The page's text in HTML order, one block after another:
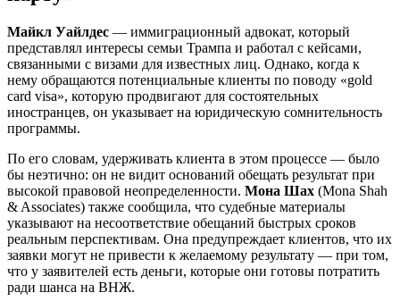
Майкл Уайлдес — иммиграционный адвокат, который
представлял интересы семьи Трампа и работал с кейсами,
связанными с визами для известных лиц. Однако, когда к
нему обращаются потенциальные клиенты по поводу «gold
card visa», которую продвигают для состоятельных
иностранцев, он указывает на юридическую сомнительность
программы.
По его словам, удерживать клиента в этом процессе — было
бы неэтично: он не видит оснований обещать результат при
высокой правовой неопределенности. Мона Шах (Mona Shah
& Associates) также сообщила, что судебные материалы
указывают на несоответствие обещаний быстрых сроков
реальным перспективам. Она предупреждает клиентов, что их
заявки могут не привести к желаемому результату — при том,
что у заявителей есть деньги, которые они готовы потратить
ради шанса на ВНЖ.